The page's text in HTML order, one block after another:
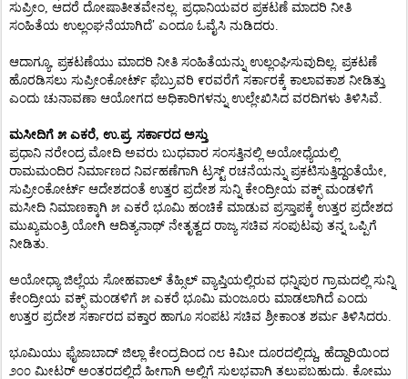
ಸುಪ್ರೀಂ, ಆದರೆ ದೋಷಾತೀತವೇನಲ್ಲ. ಪ್ರಧಾನಿಯವರ ಪ್ರಕಟಣೆ ಮಾದರಿ ನೀತಿ
ಸಂಹಿತೆಯ ಉಲ್ಲಂಘನೆಯಾಗಿದೆ’ ಎಂದೂ ಓವೈಸಿ ನುಡಿದರು.
ಆದಾಗ್ಯೂ, ಪ್ರಕಟಣೆಯು ಮಾದರಿ ನೀತಿ ಸಂಹಿತೆಯನ್ನು ಉಲ್ಲಂಘಿಸುವುದಿಲ್ಲ. ಪ್ರಕಟಣೆ
ಹೊರಡಿಸಲು ಸುಪ್ರೀಂಕೋರ್ಟ್ ಫೆಬ್ರುವರಿ ೯ರವರೆಗೆ ಸರ್ಕಾರಕ್ಕೆ ಕಾಲಾವಕಾಶ ನೀಡಿತ್ತು
ಎಂದು ಚುನಾವಣಾ ಆಯೋಗದ ಅಧಿಕಾರಿಗಳನ್ನು ಉಲ್ಲೇಖಿಸಿದ ವರದಿಗಳು ತಿಳಿಸಿವೆ.
ಮಸೀದಿಗೆ ೫ ಎಕರೆ, ಉ.ಪ್ರ. ಸರ್ಕಾರದ ಅಸ್ತು
ಪ್ರಧಾನಿ ನರೇಂದ್ರ ಮೋದಿ ಅವರು ಬುಧವಾರ ಸಂಸತ್ತಿನಲ್ಲಿ ಅಯೋಧ್ಯೆಯಲ್ಲಿ
ರಾಮಮಂದಿರ ನಿರ್ಮಾಣದ ನಿರ್ವಹಣೆಗಾಗಿ ಟ್ರಸ್ಟ್ ರಚನೆಯನ್ನು ಪ್ರಕಟಿಸುತ್ತಿದ್ದಂತೆಯೇ,
ಸುಪ್ರೀಂಕೋರ್ಟ್ ಆದೇಶದಂತೆ ಉತ್ತರ ಪ್ರದೇಶ ಸುನ್ನಿ ಕೇಂದ್ರೀಯ ವಕ್ಫ್ ಮಂಡಳಿಗೆ
ಮಸೀದಿ ನಿಮಾಣಕ್ಕಾಗಿ ೫ ಎಕರೆ ಭೂಮಿ ಹಂಚಿಕೆ ಮಾಡುವ ಪ್ರಸ್ತಾಪಕ್ಕೆ ಉತ್ತರ ಪ್ರದೇಶದ
ಮುಖ್ಯಮಂತ್ರಿ ಯೋಗಿ ಆದಿತ್ಯನಾಥ್ ನೇತೃತ್ವದ ರಾಜ್ಯ ಸಚಿವ ಸಂಪುಟವು ತನ್ನ ಒಪ್ಪಿಗೆ
ನೀಡಿತು.
ಅಯೋಧ್ಯಾ ಜಿಲ್ಲೆಯ ಸೋಹವಾಲ್ ತೆಹ್ಸಿಲ್ ವ್ಯಾಪ್ತಿಯಲ್ಲಿರುವ ಧನ್ನಿಪುರ ಗ್ರಾಮದಲ್ಲಿ ಸುನ್ನಿ
ಕೇಂದ್ರೀಯ ವಕ್ಫ್ ಮಂಡಳಿಗೆ ೫ ಎಕರೆ ಭೂಮಿ ಮಂಜೂರು ಮಾಡಲಾಗಿದೆ ಎಂದು
ಉತ್ತರ ಪ್ರದೇಶ ಸರ್ಕಾರದ ವಕ್ತಾರ ಹಾಗೂ ಸಂಪಟ ಸಚಿವ ಶ್ರೀಕಾಂತ ಶರ್ಮ ತಿಳಿಸಿದರು.
ಭೂಮಿಯು ಫೈಜಾಬಾದ್ ಜಿಲ್ಲಾ ಕೇಂದ್ರದಿಂದ ೧೮ ಕಿಮೀ ದೂರದಲ್ಲಿದ್ದು, ಹೆದ್ದಾರಿಯಿಂದ
೨೦೦ ಮೀಟರ್ ಅಂತರದಲ್ಲಿದೆ ಹೀಗಾಗಿ ಅಲ್ಲಿಗೆ ಸುಲಭವಾಗಿ ತಲುಪಬಹುದು. ಕೋಮು